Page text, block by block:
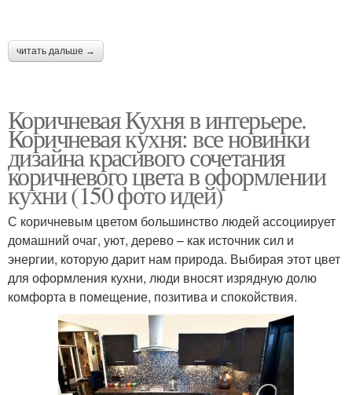
читать дальше →
Коричневая Кухня в интерьере.
Коричневая кухня: все новинки
дизайна красивого сочетания
коричневого цвета в оформлении
кухни (150 фото идей)
С коричневым цветом большинство людей ассоциирует
домашний очаг, уют, дерево – как источник сил и
энергии, которую дарит нам природа. Выбирая этот цвет
для оформления кухни, люди вносят изрядную долю
комфорта в помещение, позитива и спокойствия.